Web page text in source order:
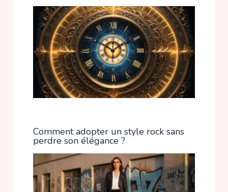
Comment adopter un style rock sans
perdre son élégance ?